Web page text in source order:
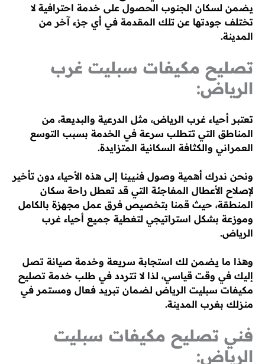
يضمن لسكان الجنوب الحصول على خدمة احترافية لا
تختلف جودتها عن تلك المقدمة في أي جزء آخر من
المدينة.
تصليح مكيفات سبليت غرب
الرياض:
تعتبر أحياء غرب الرياض، مثل الدرعية والبديعة، من
المناطق التي تتطلب سرعة في الخدمة بسبب التوسع
العمراني والكثافة السكانية المتزايدة.
ونحن ندرك أهمية وصول فنيينا إلى هذه الأحياء دون تأخير
لإصلاح الأعطال المفاجئة التي قد تعطل راحة سكان
المنطقة، حيث قمنا بتخصيص فرق عمل مجهزة بالكامل
وموزعة بشكل استراتيجي لتغطية جميع أحياء غرب
الرياض.
وهذا ما يضمن لك استجابة سريعة وخدمة صيانة تصل
إليك في وقت قياسي، لذا لا تتردد في طلب خدمة تصليح
مكيفات سبليت الرياض لضمان تبريد فعال ومستمر في
منزلك بغرب المدينة.
فني تصليح مكيفات سبليت
الرياض: